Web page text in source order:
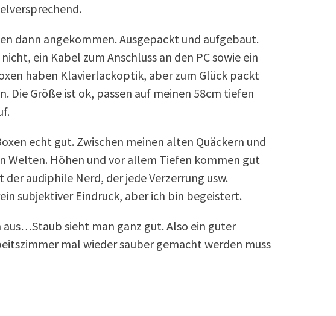
dann angekommen. Ausgepackt und aufgebaut.
ein Kabel zum Anschluss an den PC sowie ein
haben Klavierlackoptik, aber zum Glück packt
Die Größe ist ok, passen auf meinen 58cm tiefen
echt gut. Zwischen meinen alten Quäckern und
Welten. Höhen und vor allem Tiefen kommen gut
der audiphile Nerd, der jede Verzerrung usw.
subjektiver Eindruck, aber ich bin begeistert.
aus…Staub sieht man ganz gut. Also ein guter
mal wieder sauber gemacht werden muss